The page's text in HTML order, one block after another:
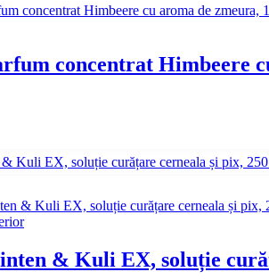
concentrat Himbeere
& Kuli EX, soluție